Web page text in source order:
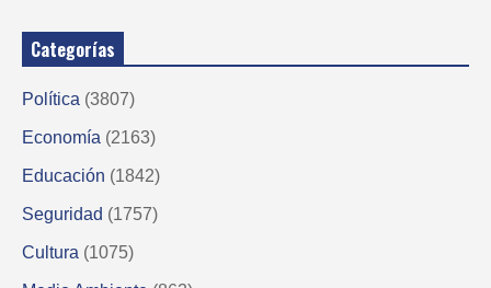
Categorías
Política (3807)
Economía (2163)
Educación (1842)
Seguridad (1757)
Cultura (1075)